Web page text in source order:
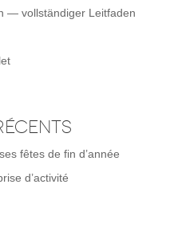
— vollständiger Leitfaden
fêtes de fin d’année
d’activité